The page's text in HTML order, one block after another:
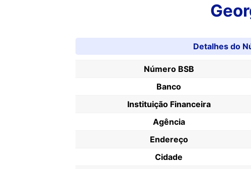
Detalhes do
Número BSB
Banco
Instituição Financeira
Agência
Endereço
Cidade